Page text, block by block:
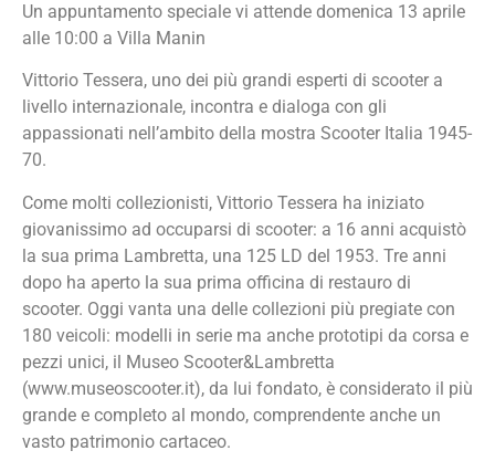
Un appuntamento speciale vi attende domenica 13 aprile
alle 10:00 a Villa Manin
Vittorio Tessera, uno dei più grandi esperti di scooter a
livello internazionale, incontra e dialoga con gli
appassionati nell’ambito della mostra Scooter Italia 1945-
70.
Come molti collezionisti, Vittorio Tessera ha iniziato
giovanissimo ad occuparsi di scooter: a 16 anni acquistò
la sua prima Lambretta, una 125 LD del 1953. Tre anni
dopo ha aperto la sua prima officina di restauro di
scooter. Oggi vanta una delle collezioni più pregiate con
180 veicoli: modelli in serie ma anche prototipi da corsa e
pezzi unici, il Museo Scooter&Lambretta
(www.museoscooter.it), da lui fondato, è considerato il più
grande e completo al mondo, comprendente anche un
vasto patrimonio cartaceo.